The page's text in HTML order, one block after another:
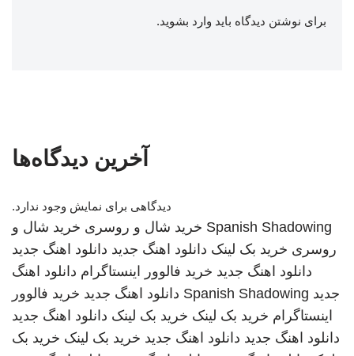
برای نوشتن دیدگاه باید وارد بشوید.
آخرین دیدگاه‌ها
دیدگاهی برای نمایش وجود ندارد.
Spanish Shadowing خرید شال و روسری خرید شال و
روسری خرید بک لینک دانلود اهنگ جدید دانلود اهنگ جدید
دانلود اهنگ جدید خرید فالوور اینستاگرام دانلود اهنگ
جدید Spanish Shadowing دانلود اهنگ جدید خرید فالوور
اینستاگرام خرید بک لینک خرید بک لینک دانلود اهنگ جدید
دانلود اهنگ جدید دانلود اهنگ جدید خرید بک لینک خرید بک